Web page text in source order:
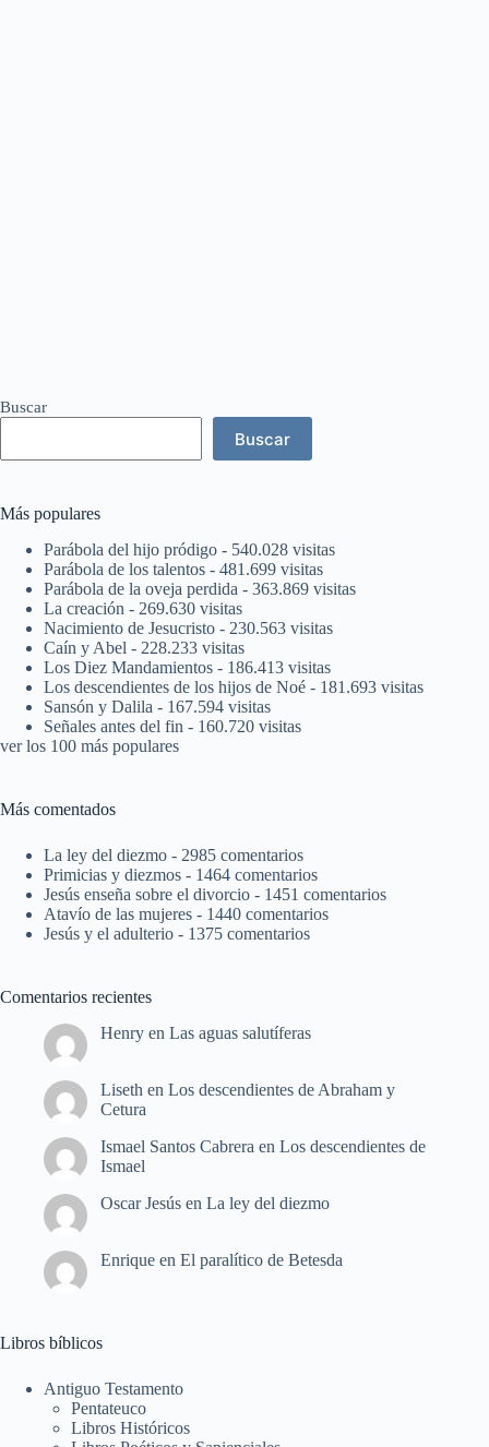
Buscar
Buscar
Más populares
Parábola del hijo pródigo - 540.028 visitas
Parábola de los talentos - 481.699 visitas
Parábola de la oveja perdida - 363.869 visitas
La creación - 269.630 visitas
Nacimiento de Jesucristo - 230.563 visitas
Caín y Abel - 228.233 visitas
Los Diez Mandamientos - 186.413 visitas
Los descendientes de los hijos de Noé - 181.693 visitas
Sansón y Dalila - 167.594 visitas
Señales antes del fin - 160.720 visitas
ver los 100 más populares
Más comentados
La ley del diezmo - 2985 comentarios
Primicias y diezmos - 1464 comentarios
Jesús enseña sobre el divorcio - 1451 comentarios
Atavío de las mujeres - 1440 comentarios
Jesús y el adulterio - 1375 comentarios
Comentarios recientes
Henry en Las aguas salutíferas
Liseth en Los descendientes de Abraham y
Cetura
Ismael Santos Cabrera en Los descendientes de
Ismael
Oscar Jesús en La ley del diezmo
Enrique en El paralítico de Betesda
Libros bíblicos
Antiguo Testamento
Pentateuco
Libros Históricos